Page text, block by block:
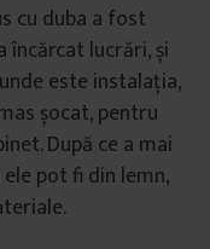
cu duba a fost
încărcat lucrări, și
este instalația,
șocat, pentru
După ce a mai
pot fi din lemn,